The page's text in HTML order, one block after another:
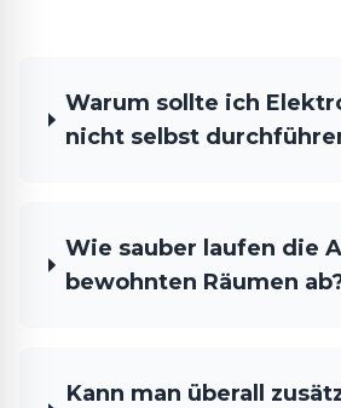
Warum sollte ich
nicht selbst
Wie sauber laufen die
bewohnten Räumen
Kann man überall